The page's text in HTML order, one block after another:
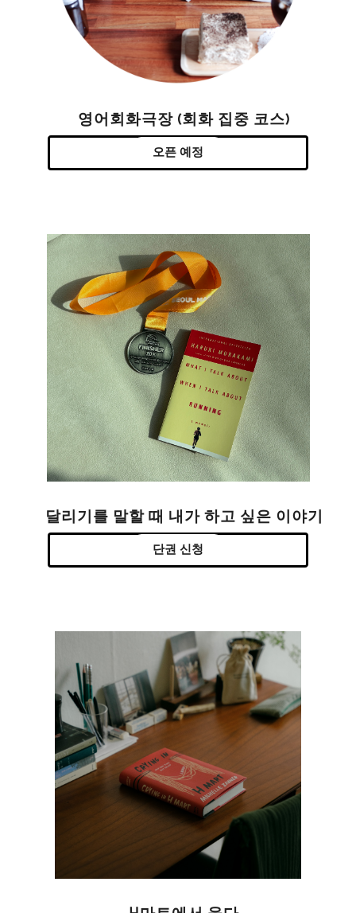
영어회화극장 (회화 집중 코스)
오픈 예정
달리기를 말할 때 내가 하고 싶은 이야기
단권 신청